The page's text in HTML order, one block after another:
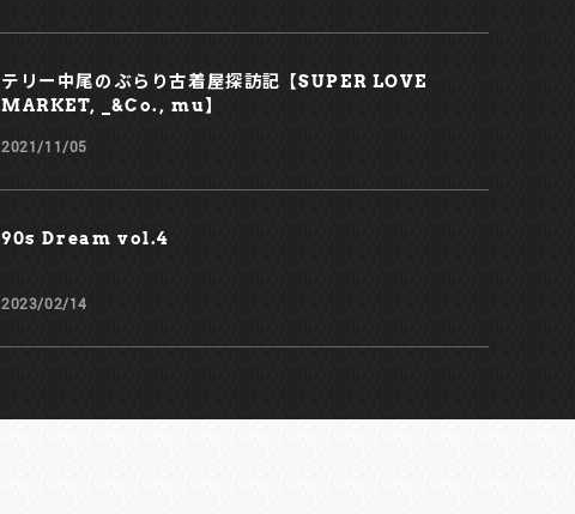
テリー中尾のぶらり古着屋探訪記 【SUPER LOVE
MARKET, _&Co., mu】
2021/11/05
90s Dream vol.4
2023/02/14